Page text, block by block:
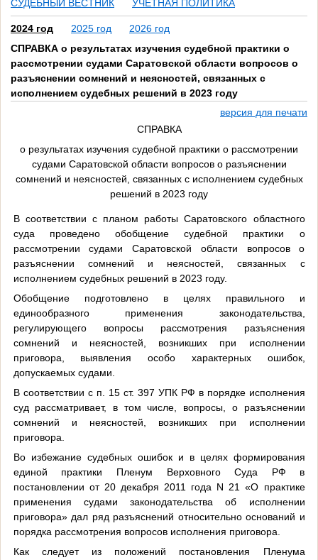
СУДЕБНЫЙ ВЕСТНИК
УЧЕТНАЯ ПОЛИТИКА
2024 год 2025 год
2026 год
СПРАВКА о результатах изучения судебной практики о
рассмотрении судами Саратовской области вопросов о
разъяснении сомнений и неясностей, связанных с
исполнением судебных решений в 2023 году
версия для печати
СПРАВКА
о результатах изучения судебной практики о рассмотрении
судами Саратовской области вопросов о разъяснении
сомнений и неясностей, связанных с исполнением судебных
решений в 2023 году
В соответствии с планом работы Саратовского областного
суда проведено обобщение судебной практики о
рассмотрении судами Саратовской области вопросов о
разъяснении сомнений и неясностей, связанных с
исполнением судебных решений в 2023 году.
Обобщение подготовлено в целях правильного и
единообразного применения законодательства,
регулирующего вопросы рассмотрения разъяснения
сомнений и неясностей, возникших при исполнении
приговора, выявления особо характерных ошибок,
допускаемых судами.
В соответствии с п. 15 ст. 397 УПК РФ в порядке исполнения
суд рассматривает, в том числе, вопросы, о разъяснении
сомнений и неясностей, возникших при исполнении
приговора.
Во избежание судебных ошибок и в целях формирования
единой практики Пленум Верховного Суда РФ в
постановлении от 20 декабря 2011 года N 21 «О практике
применения судами законодательства об исполнении
приговора» дал ряд разъяснений относительно оснований и
порядка рассмотрения вопросов исполнения приговора.
Как следует из положений постановления Пленума